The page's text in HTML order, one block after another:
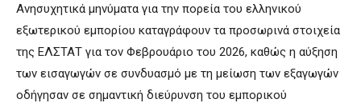
Ανησυχητικά μηνύματα για την πορεία του ελληνικού
εξωτερικού εμπορίου καταγράφουν τα προσωρινά στοιχεία
της ΕΛΣΤΑΤ για τον Φεβρουάριο του 2026, καθώς η αύξηση
των εισαγωγών σε συνδυασμό με τη μείωση των εξαγωγών
οδήγησαν σε σημαντική διεύρυνση του εμπορικού